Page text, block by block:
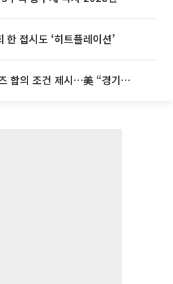
접시도 ‘히트플레이션’
이란, 미국에 호르무즈 합의 조건 제시…美 “경기 아직 안 끝나” [종합]